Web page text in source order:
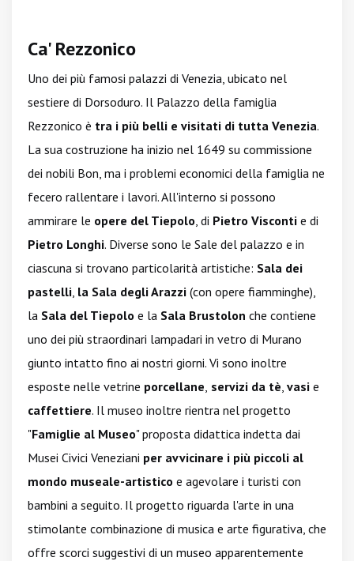
Ca' Rezzonico
Uno dei più famosi palazzi di Venezia, ubicato nel
sestiere di Dorsoduro. Il Palazzo della famiglia
Rezzonico è tra i più belli e visitati di tutta Venezia.
La sua costruzione ha inizio nel 1649 su commissione
dei nobili Bon, ma i problemi economici della famiglia ne
fecero rallentare i lavori. All'interno si possono
ammirare le opere del Tiepolo, di Pietro Visconti e di
Pietro Longhi. Diverse sono le Sale del palazzo e in
ciascuna si trovano particolarità artistiche: Sala dei
pastelli, la Sala degli Arazzi (con opere fiamminghe),
la Sala del Tiepolo e la Sala Brustolon che contiene
uno dei più straordinari lampadari in vetro di Murano
giunto intatto fino ai nostri giorni. Vi sono inoltre
esposte nelle vetrine porcellane, servizi da tè, vasi e
caffettiere. Il museo inoltre rientra nel progetto
"Famiglie al Museo" proposta didattica indetta dai
Musei Civici Veneziani per avvicinare i più piccoli al
mondo museale-artistico e agevolare i turisti con
bambini a seguito. Il progetto riguarda l'arte in una
stimolante combinazione di musica e arte figurativa, che
offre scorci suggestivi di un museo apparentemente